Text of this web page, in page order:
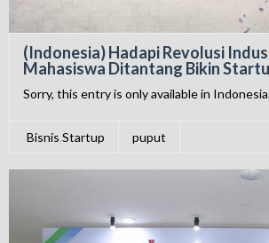
(Indonesia) Hadapi Revolusi
Mahasiswa Ditantang Bikin
Sorry, this entry is only available in
Bisnis,Startup puput